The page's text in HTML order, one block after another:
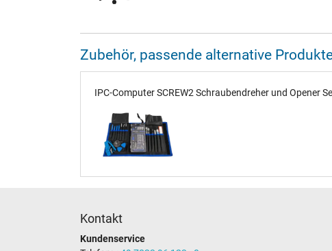
Zubehör, passende alternative
IPC-Computer SCREW2 Schraubendreher und Opener
Kontakt
Kundenservice